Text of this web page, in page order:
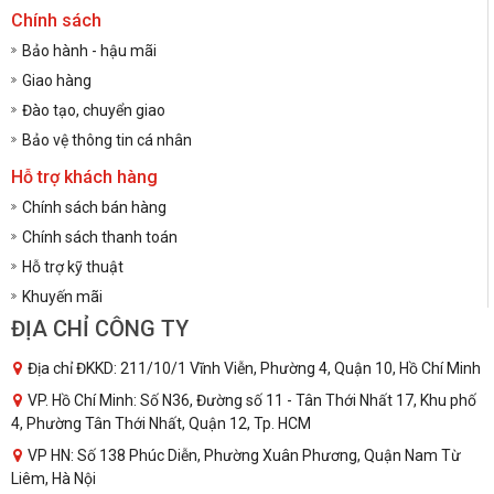
Chính sách
Bảo hành - hậu mãi
Giao hàng
Đào tạo, chuyển giao
Bảo vệ thông tin cá nhân
Hỗ trợ khách hàng
Chính sách bán hàng
Chính sách thanh toán
Hỗ trợ kỹ thuật
Khuyến mãi
ĐỊA CHỈ CÔNG TY
Địa chỉ ĐKKD: 211/10/1 Vĩnh Viễn, Phường 4, Quận 10, Hồ Chí Minh
VP. Hồ Chí Minh: Số N36, Đường số 11 - Tân Thới Nhất 17, Khu phố
4, Phường Tân Thới Nhất, Quận 12, Tp. HCM
VP HN: Số 138 Phúc Diễn, Phường Xuân Phương, Quận Nam Từ
Liêm, Hà Nội